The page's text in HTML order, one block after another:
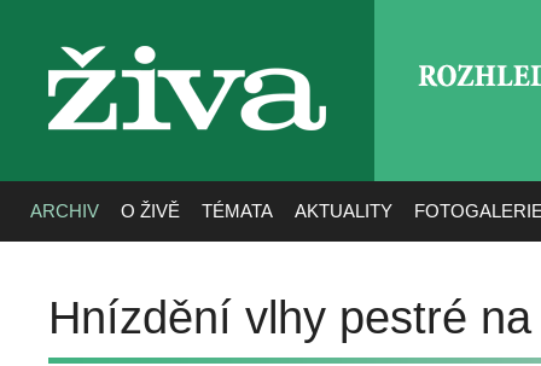
živa
ARCHIV O ŽIVĚ TÉMATA AKTUALITY
Hnízdění vlhy pestré